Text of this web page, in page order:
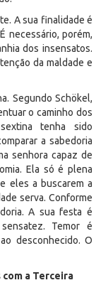
A sua finalidade é
necessário, porém,
dos insensatos.
da maldade e
Segundo Schökel,
o caminho dos
tenha sido
a sabedoria
senhora capaz de
Ela só é plena
eles a buscarem a
serva. Conforme
A sua festa é
Temor é
desconhecido. O
com a Terceira